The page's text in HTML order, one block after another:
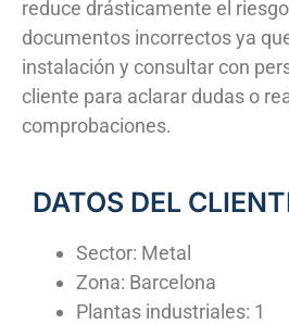
reduce drásticamente el
documentos incorrectos ya
instalación y consultar con
cliente para aclarar dudas o
comprobaciones.
DATOS DEL
Sector: Metal
Zona: Barcelona
Plantas industriales: 1